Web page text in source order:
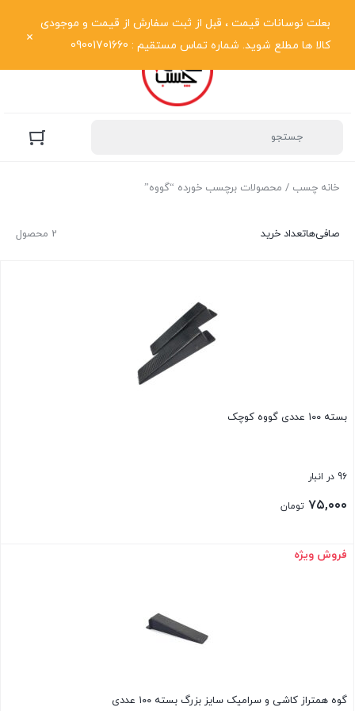
بعلت نوسانات قیمت ، قبل از ثبت سفارش از قیمت و موجودی
کالا ها مطلع شوید. شماره تماس مستقیم : 09001701660
خانه چسب / محصولات برچسب خورده “گووه”
2 محصول صافی‌هاتعداد خرید
بسته ۱۰۰ عددی گووه کوچک
96 در انبار
۷۵,۰۰۰ تومان
بستن
فروش ویژه
گوه همتراز کاشی و سرامیک سایز بزرگ بسته ۱۰۰ عددی